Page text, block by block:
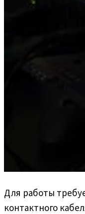
Для работы
контактного